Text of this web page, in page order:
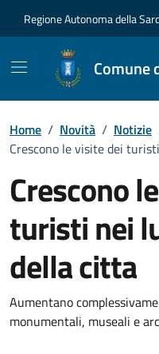
Regione Autonoma della
Comune
Home / Novità / Notizie
Crescono le visite dei
Crescono
turisti nei
della citta
Dettagli
Aumentano
monumentali, museali e